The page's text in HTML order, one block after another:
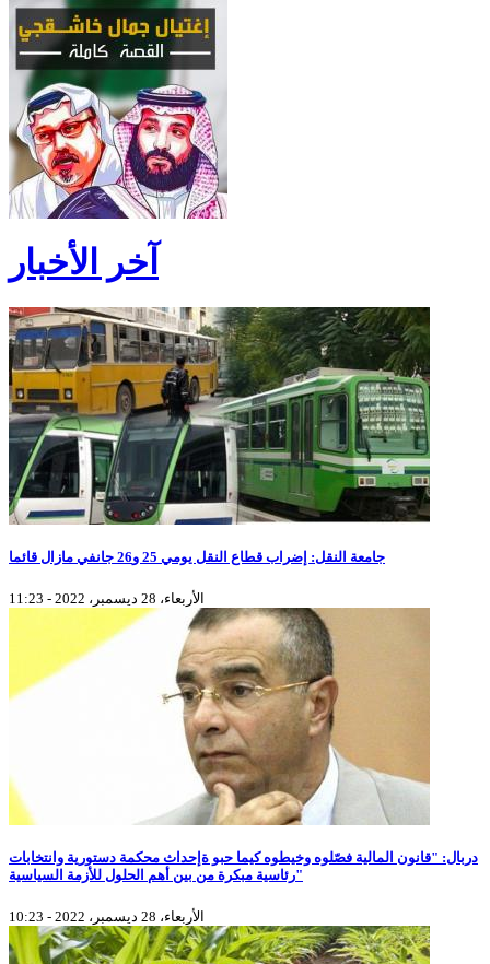
آخر الأخبار
جامعة النقل: إضراب قطاع النقل يومي 25 و26 جانفي مازال قائما
الأربعاء، 28 ديسمبر، 2022 - 11:23
دربال: "قانون المالية فصّلوه وخيطوه كيما حبو ةإحداث محكمة دستورية وانتخابات
رئاسية مبكرة من بين أهم الحلول للأزمة السياسية"
الأربعاء، 28 ديسمبر، 2022 - 10:23